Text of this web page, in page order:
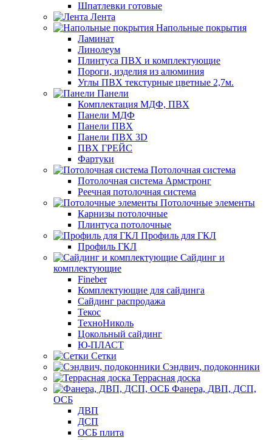
Шпатлевки готовые
Лента
Напольные покрытия
Ламинат
Линолеум
Плинтуса ПВХ и комплектующие
Пороги, изделия из алюминия
Углы ПВХ текстурные цветные 2,7м.
Панели
Комплектация МДФ, ПВХ
Панели МДФ
Панели ПВХ
Панели ПВХ 3D
ПВХ ГРЕЙС
Фартуки
Потолочная система
Потолочная система Армстронг
Реечная потолочная система
Потолочные элементы
Карнизы потолочные
Плинтуса потолочные
Профиль для ГКЛ
Профиль ГКЛ
Сайдинг и
комплектующие
Fineber
Комплектующие для сайдинга
Сайдинг распродажа
Текос
ТехноНиколь
Цокольный сайдинг
Ю-ПЛАСТ
Сетки
Сэндвич, подоконники
Террасная доска
Фанера, ДВП, ДСП,
ОСБ
ДВП
ДСП
ОСБ плита